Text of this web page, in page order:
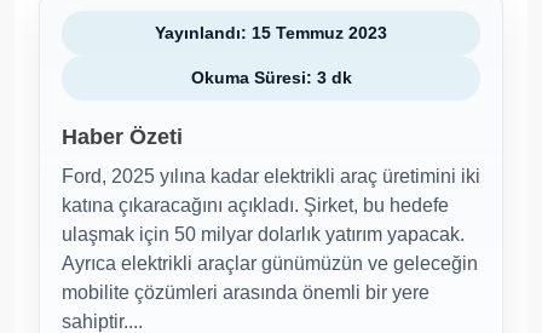
Yayınlandı: 15 Temmuz 2023
Okuma Süresi: 3 dk
Haber Özeti
Ford, 2025 yılına kadar elektrikli araç üretimini iki
katına çıkaracağını açıkladı. Şirket, bu hedefe
ulaşmak için 50 milyar dolarlık yatırım yapacak.
Ayrıca elektrikli araçlar günümüzün ve geleceğin
mobilite çözümleri arasında önemli bir yere
sahiptir....